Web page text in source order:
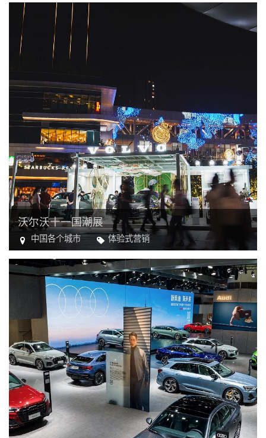
沃尔沃十一国潮展
中国各个城市
体验式营销
汽车